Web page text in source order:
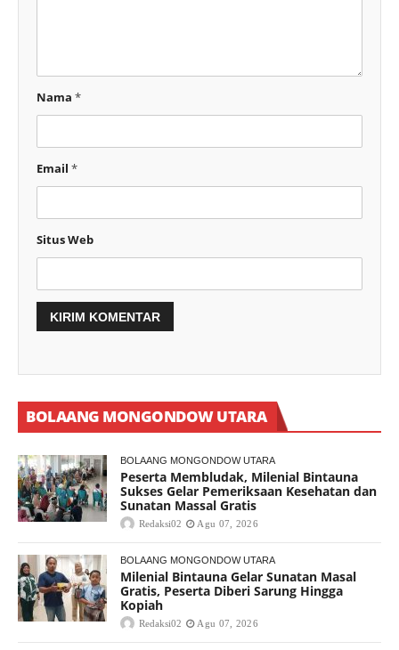
Nama *
Email *
Situs Web
BOLAANG MONGONDOW UTARA
BOLAANG MONGONDOW UTARA
Peserta Membludak, Milenial Bintauna
Sukses Gelar Pemeriksaan Kesehatan dan
Sunatan Massal Gratis
Redaksi02 Agu 07, 2026
BOLAANG MONGONDOW UTARA
Milenial Bintauna Gelar Sunatan Masal
Gratis, Peserta Diberi Sarung Hingga
Kopiah
Redaksi02 Agu 07, 2026